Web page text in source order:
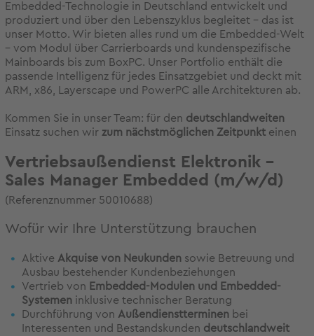
Embedded-Technologie in Deutschland entwickelt und
produziert und über den Lebenszyklus begleitet – das ist
unser Motto. Wir bieten alles rund um die Embedded-Welt
– vom Modul über Carrierboards und kundenspezifische
Mainboards bis zum BoxPC. Unser Portfolio enthält die
passende Intelligenz für jedes Einsatzgebiet und deckt mit
ARM, x86, Layerscape und PowerPC alle Architekturen ab.
Kommen Sie in unser Team: für den deutschlandweiten
Einsatz suchen wir zum nächstmöglichen Zeitpunkt einen
Vertriebsaußendienst Elektronik -
Sales Manager Embedded (m/w/d)
(Referenznummer 50010688)
Wofür wir Ihre Unterstützung brauchen
Aktive Akquise von Neukunden sowie Betreuung und
Ausbau bestehender Kundenbeziehungen
Vertrieb von Embedded-Modulen und Embedded-
Systemen inklusive technischer Beratung
Durchführung von Außendienstterminen bei
Interessenten und Bestandskunden deutschlandweit